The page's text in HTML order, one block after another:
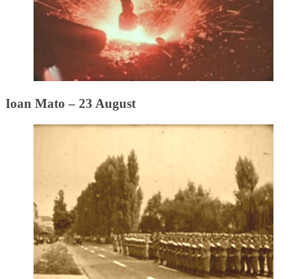
Ioan Mato – 23 August